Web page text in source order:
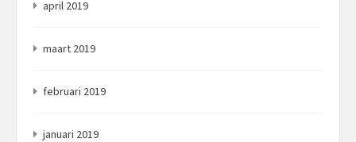
april 2019
maart 2019
februari 2019
januari 2019